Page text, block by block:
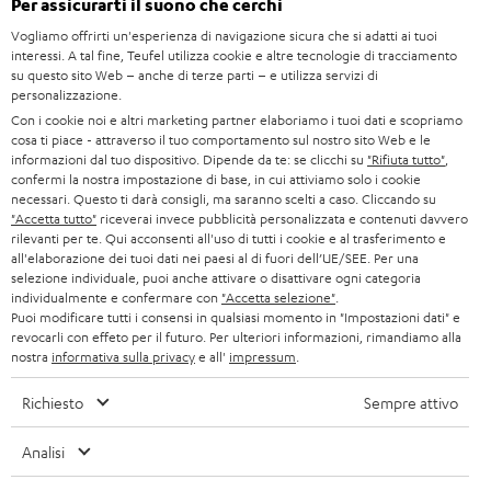
s
l
e
t
t
e
r
BLUETOOTH
CUFFIE
CUFFIE BLUETOOTH
SET STEREO
ALTOPARLANTE
ULTIMA
CUFFIE IN-EAR
FANSHOP
NOVITÁ
STAMPA
B2B
BLOG
NEWSLETTER
NEGOZI
VANTAGGI TEUFEL
LA NOSTRA STORIA
MANAGEMENT
AUSTRIA
SVIZZERA
PAESI BASSI
BELGIO
FRANCIA
POLONIA
ITALIA
Ci riserviamo il diritto di apportare modifiche relative a specifiche tecniche,
errori di battitura e omissioni. Gli accessori mostrati nelle nostre foto non sono
Per assicurarti il suono che cerchi
Vogliamo offrirti un'esperienza di navigazione sicura che si adatti ai tuoi
interessi. A tal fine, Teufel utilizza cookie e altre tecnologie di tracciamento
su questo sito Web – anche di terze parti – e utilizza servizi di
personalizzazione.
Con i cookie noi e altri marketing partner elaboriamo i tuoi dati e scopriamo
cosa ti piace - attraverso il tuo comportamento sul nostro sito Web e le
informazioni dal tuo dispositivo. Dipende da te: se clicchi su "Rifiuta tutto"
confermi la nostra impostazione di base, in cui attiviamo solo i cookie
necessari. Questo ti darà consigli, ma saranno scelti a caso. Cliccando su
"Accetta tutto" riceverai invece pubblicità personalizzata e contenuti davvero
rilevanti per te. Qui acconsenti all'uso di tutti i cookie e al trasferimento e
all'elaborazione dei tuoi dati nei paesi al di fuori dell’UE/SEE. Per una
selezione individuale, puoi anche attivare o disattivare ogni categoria
individualmente e confermare con "Accetta selezione"
Puoi modificare tutti i consensi in qualsiasi momento in "Impostazioni dati" e
revocarli con effeto per il futuro. Per ulteriori informazioni, rimandiamo alla
nostra informativa sulla privacye all' impressum
Richiesto Sempre attivo
Analisi